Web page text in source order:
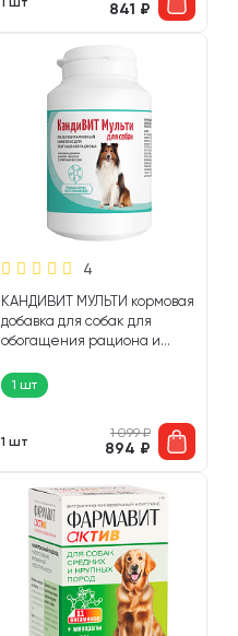
841 ₽
4
КАНДИВИТ МУЛЬТИ кормовая
добавка для собак для
обогащения рациона и
веществ уп. 50 таблеток (1
шт)
1 шт
1 шт
1 099₽
894 ₽